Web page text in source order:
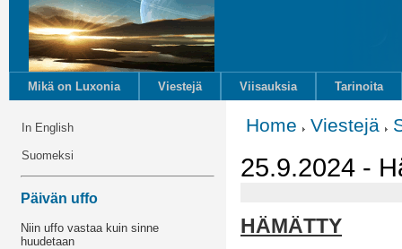
Mikä on Luxonia Viestejä Viisauksia Tarinoita
In English
Suomeksi
Päivän uffo
Niin uffo vastaa kuin sinne
huudetaan
Home Viestejä
25.9.2024 -
HÄMÄTTY